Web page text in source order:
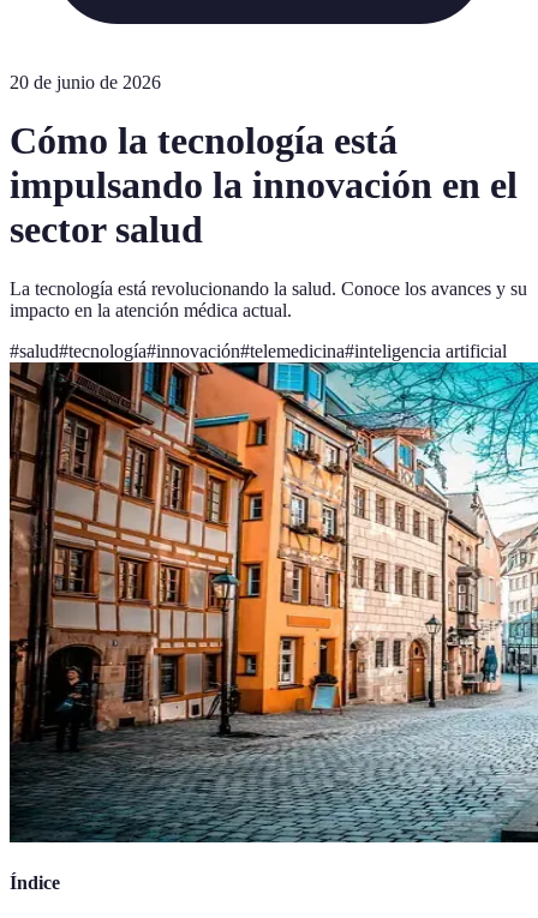
20 de junio de 2026
Cómo la tecnología está
impulsando la innovación en el
sector salud
La tecnología está revolucionando la salud. Conoce los avances y su
impacto en la atención médica actual.
#salud#tecnología#innovación#telemedicina#inteligencia artificial
Índice